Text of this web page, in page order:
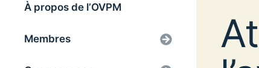
À propos de l’OVPM
Membres